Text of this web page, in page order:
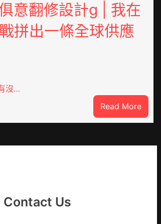
意翻修設計g | 我在
拼出一條全球供應
沒…
Read More:
意
Contact Us